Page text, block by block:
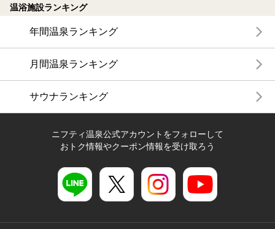
温浴施設ランキング
年間温泉ランキング
月間温泉ランキング
サウナランキング
ニフティ温泉公式アカウントをフォローして
おトク情報やクーポン情報を受け取ろう